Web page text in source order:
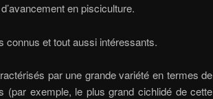
en pisciculture.
connus et tout aussi intéressants.
par une grande variété en termes de
(par exemple, le plus grand cichlidé de cette